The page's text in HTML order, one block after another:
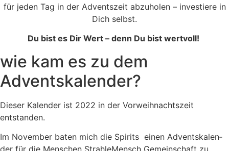
für jeden Tag in der Advents­zeit abzu­ho­len – inves­tie­re in
Dich selbst.
Du bist es Dir Wert – denn Du bist wertvoll!
wie kam es zu dem
Adventskalender?
Die­ser Kalen­der ist 2022 in der Vor­weih­nachts­zeit
entstanden.
Im Novem­ber baten mich die Spi­rits einen Advents­ka­len­